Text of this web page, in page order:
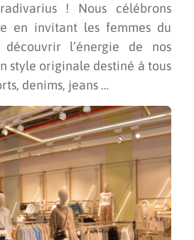
! Nous célébrons
en invitant les femmes du
l’énergie de nos
style originale destiné à tous
denims, jeans …